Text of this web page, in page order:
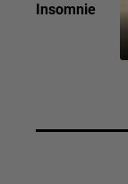
Insomnie